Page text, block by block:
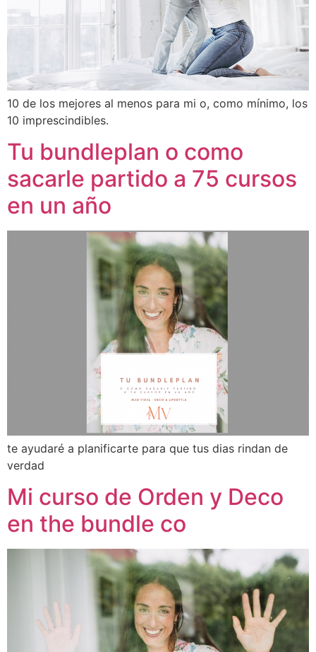
10 de los mejores al menos para mi o, como mínimo, los
10 imprescindibles.
Tu bundleplan o como
sacarle partido a 75 cursos
en un año
te ayudaré a planificarte para que tus dias rindan de
verdad
Mi curso de Orden y Deco
en the bundle co